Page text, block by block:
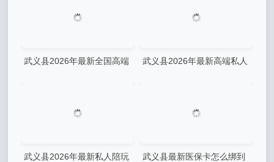
武义县2026年最新全国高端
武义县2026年最新高端私人
武义县2026年最新私人陪玩
武义县最新医保卡怎么绑到